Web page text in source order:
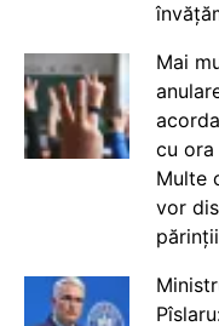
Mai
cu
Multe
vor
părinții